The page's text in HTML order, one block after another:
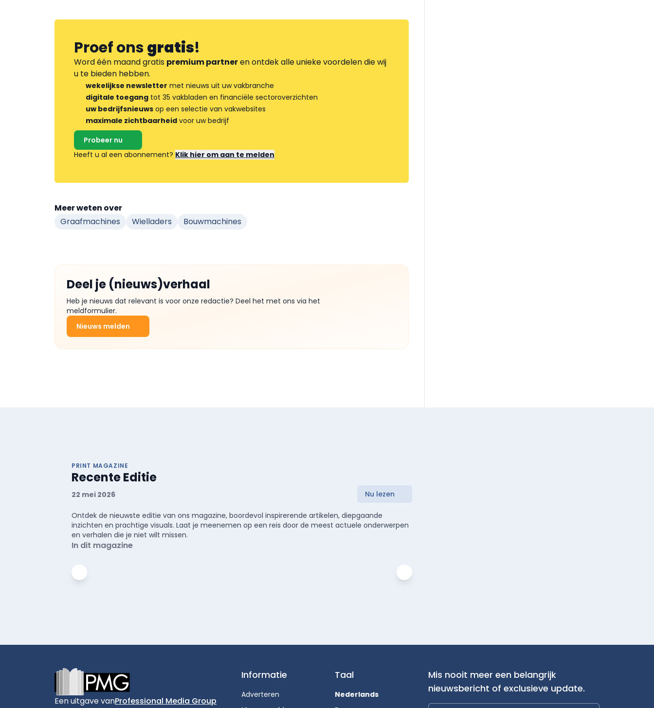
Proef onsgratis!
Word één maand gratis premium partneren ontdek alle unieke voordelen die wij
u te bieden hebben.
wekelijkse newsletter met nieuws uit uw vakbranche
digitale toegang tot 35 vakbladen en financiële sectoroverzichten
uw bedrijfsnieuws op een selectie van vakwebsites
maximale zichtbaarheid voor uw bedrijf
Probeer nu
Heeft u al een abonnement? Klik hier om aan te melden
Meer weten over
Graafmachines
Wielladers Bouwmachines
Deel je (nieuws)verhaal
Heb je nieuws dat relevant is voor onze redactie? Deel het met ons via het
meldformulier.
Nieuws melden
PRINT MAGAZINE
Recente Editie
22 mei 2026 Nu lezen
Ontdek de nieuwste editie van ons magazine, boordevol inspirerende artikelen, diepgaande
inzichten en prachtige visuals. Laat je meenemen op een reis door de meest actuele onderwerpen
en verhalen die je niet wilt missen.
In dit magazine
Een uitgave vanProfessional Media Group
Informatie
Adverteren
Taal
Nederlands
Mis nooit meer een belangrijk
nieuwsbericht of exclusieve update.